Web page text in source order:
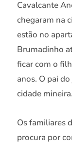
Cavalcante
chegaram na
estão no
Brumadinho
ficar com o
anos. O pai
cidade mineira.
Os familiares
procura por